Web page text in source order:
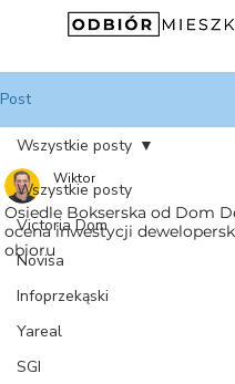
Post
Wszystkie posty
Victoria Dom
Novisa
Infoprzekąski
Yareal
SGI
Wszystkie posty
Osiedle Bokserska od Dom
ocena inwestycji
obioru
Wiktor